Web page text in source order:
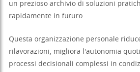
un prezioso archivio di soluzioni
rapidamente in futuro.
Questa organizzazione personale
rilavorazioni, migliora l'autonomia
processi decisionali complessi in